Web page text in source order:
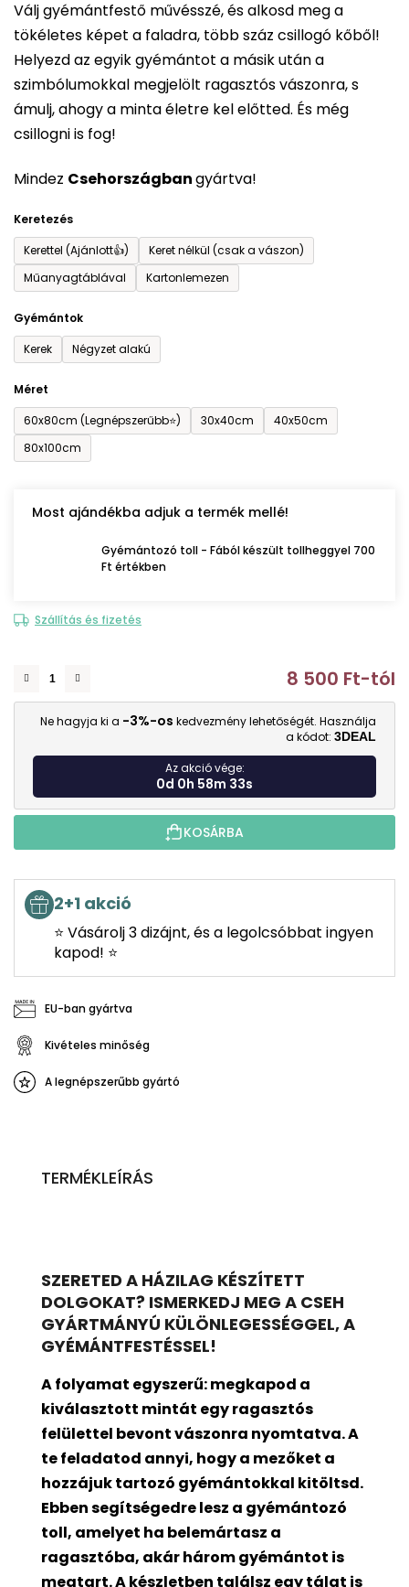
Válj gyémántfestő művésszé, és alkosd meg a
tökéletes képet a faladra, több száz csillogó kőből!
Helyezd az egyik gyémántot a másik után a
szimbólumokkal megjelölt ragasztós vászonra, s
ámulj, ahogy a minta életre kel előtted. És még
csillogni is fog!
Mindez Csehországbangyártva!
Keretezés
Kerettel (Ajánlott👍)
Keret nélkül (csak a vászon)
Műanyagtáblával
Kartonlemezen
Gyémántok
Kerek
Négyzet alakú
Méret
60x80cm (Legnépszerűbb⭐)
30x40cm
40x50cm
80x100cm
Most ajándékba adjuk a termék mellé!
Gyémántozó toll - Fából készült tollheggyel 700
Ft értékben
Szállítás és fizetés
8 500 Ft-tól
Ne hagyja ki a -3%-os kedvezmény lehetőségét. Használja
a kódot: 3DEAL
Az akció vége:
0d 0h 58m 32s
KOSÁRBA
2+1 akció
⭐ Vásárolj 3 dizájnt, és a legolcsóbbat ingyen
kapod! ⭐
EU-ban gyártva
Kivételes minőség
A legnépszerűbb gyártó
ből
0,0
csillag.
TERMÉKLEÍRÁS
SZERETED A HÁZILAG KÉSZÍTETT
DOLGOKAT? ISMERKEDJ MEG A CSEH
GYÁRTMÁNYÚ KÜLÖNLEGESSÉGGEL, A
GYÉMÁNTFESTÉSSEL!
A folyamat egyszerű: megkapod a
kiválasztott mintát egy ragasztós
felülettel bevontvászonra nyomtatva. A
te feladatod annyi, hogy a mezőket a
hozzájuk tartozó gyémántokkal kitöltsd.
Ebben segítségedre lesz a gyémántozó
toll, amelyet ha belemártasz a
ragasztóba, akár három gyémántot is
megtart. A készletben találsz egy tálat is